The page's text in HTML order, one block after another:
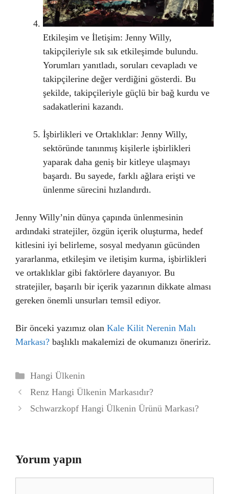
Etkileşim ve İletişim: Jenny Willy,
takipçileriyle sık sık etkileşimde bulundu.
Yorumları yanıtladı, soruları cevapladı ve
takipçilerine değer verdiğini gösterdi. Bu
şekilde, takipçileriyle güçlü bir bağ kurdu ve
sadakatlerini kazandı.
İşbirlikleri ve Ortaklıklar: Jenny Willy,
sektöründe tanınmış kişilerle işbirlikleri
yaparak daha geniş bir kitleye ulaşmayı
başardı. Bu sayede, farklı ağlara erişti ve
ünlenme sürecini hızlandırdı.
Jenny Willy’nin dünya çapında ünlenmesinin
ardındaki stratejiler, özgün içerik oluşturma, hedef
kitlesini iyi belirleme, sosyal medyanın gücünden
yararlanma, etkileşim ve iletişim kurma, işbirlikleri
ve ortaklıklar gibi faktörlere dayanıyor. Bu
stratejiler, başarılı bir içerik yazarının dikkate alması
gereken önemli unsurları temsil ediyor.
Bir önceki yazımız olan Kale Kilit Nerenin Malı
Markası? başlıklı makalemizi de okumanızı öneririz.
Kategoriler
Hangi Ülkenin
Renz Hangi Ülkenin Markasıdır?
Schwarzkopf Hangi Ülkenin Ürünü Markası?
Yorum yapın